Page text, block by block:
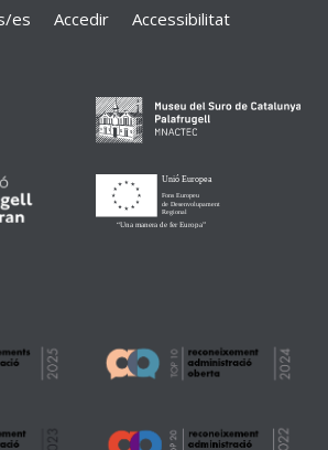
es
Accedir
Accessibilitat